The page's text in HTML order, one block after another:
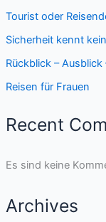
Tourist oder
Sicherheit kennt
Rückblick – Ausblick
Reisen für Frauen
Recent
Es sind keine
Archives